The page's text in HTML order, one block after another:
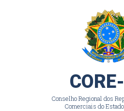
Conselho Regional dos
Comerciais do